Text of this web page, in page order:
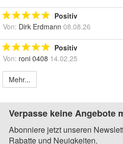
Positiv
Von: Dirk Erdmann 08.08.26
Positiv
Von: roni 0408 14.02.25
Mehr...
Verpasse keine Angebote
Abonniere jetzt unseren
Rabatte und Neuigkeiten.